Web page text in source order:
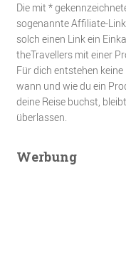
Die mit *
sogenannte Affiliate-
solch einen Link ein
theTravellers mit einer
Für dich entstehen
wann und wie du ein
deine Reise buchst,
überlassen.
Werbung